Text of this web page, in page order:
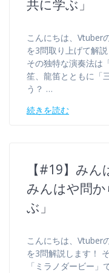
共に学ぶ」
こんにちは、Vtuber
を3問取り上げて解
その独特な演奏法は
笙、龍笛とともに「
う？ …
続きを読む
【#19】み
みんはや問
ぶ」
こんにちは、Vtuber
を3問解説します！
「ミラノダービー